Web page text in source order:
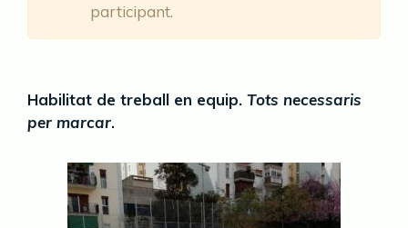
participant.
Habilitat de treball en equip. Tots necessaris
per marcar.